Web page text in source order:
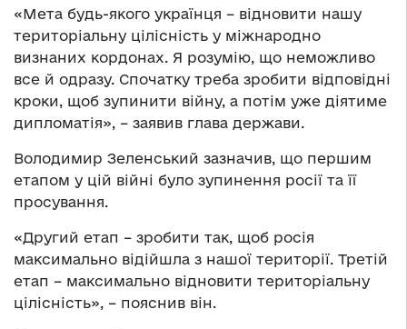
«Мета будь-якого українця – відновити нашу
територіальну цілісність у міжнародно
визнаних кордонах. Я розумію, що неможливо
все й одразу. Спочатку треба зробити відповідні
кроки, щоб зупинити війну, а потім уже діятиме
дипломатія», – заявив глава держави.
Володимир Зеленський зазначив, що першим
етапом у цій війні було зупинення росії та її
просування.
«Другий етап – зробити так, щоб росія
максимально відійшла з нашої території. Третій
етап – максимально відновити територіальну
цілісність», – пояснив він.